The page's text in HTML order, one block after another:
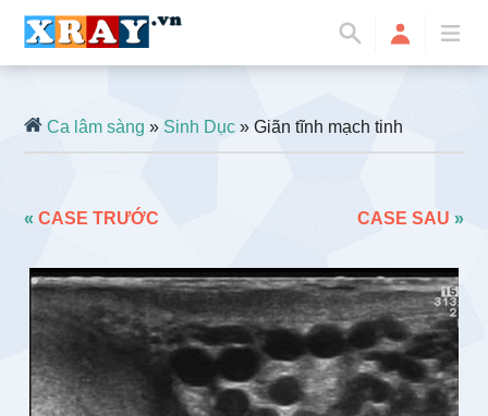
Ca lâm sàng »Sinh Dục » Giãn tĩnh mạch tinh
«CASE TRƯỚC CASE SAU »